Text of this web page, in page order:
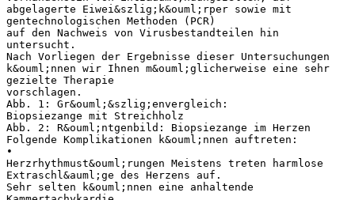
abgelagerte Eiwei&szlig;k&ouml;rper sowie mit
gentechnologischen Methoden (PCR)
auf den Nachweis von Virusbestandteilen hin
untersucht.
Nach Vorliegen der Ergebnisse dieser Untersuchungen
k&ouml;nnen wir Ihnen m&ouml;glicherweise eine sehr
gezielte Therapie
vorschlagen.
Abb. 1: Gr&ouml;&szlig;envergleich:
Biopsiezange mit Streichholz
Abb. 2: R&ouml;ntgenbild: Biopsiezange im Herzen
Folgende Komplikationen k&ouml;nnen auftreten:
•
Herzrhythmust&ouml;rungen Meistens treten harmlose
Extraschl&auml;ge des Herzens auf.
Sehr selten k&ouml;nnen eine anhaltende